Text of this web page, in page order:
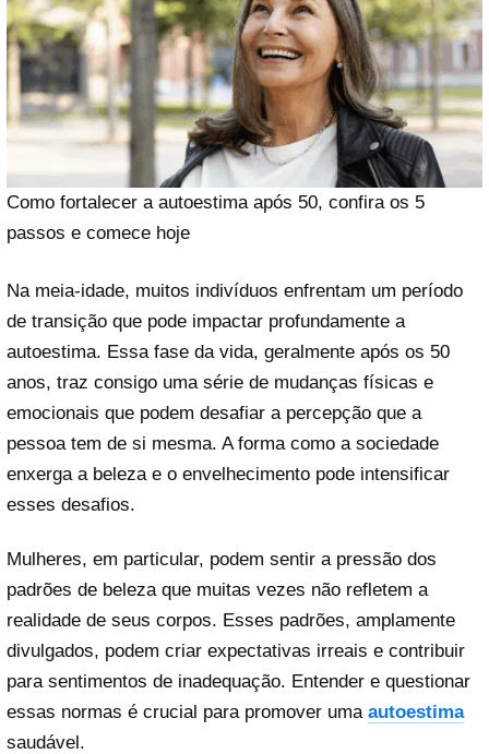
Como fortalecer a autoestima após 50, confira os 5
passos e comece hoje
Na meia-idade, muitos indivíduos enfrentam um período
de transição que pode impactar profundamente a
autoestima. Essa fase da vida, geralmente após os 50
anos, traz consigo uma série de mudanças físicas e
emocionais que podem desafiar a percepção que a
pessoa tem de si mesma. A forma como a sociedade
enxerga a beleza e o envelhecimento pode intensificar
esses desafios.
Mulheres, em particular, podem sentir a pressão dos
padrões de beleza que muitas vezes não refletem a
realidade de seus corpos. Esses padrões, amplamente
divulgados, podem criar expectativas irreais e contribuir
para sentimentos de inadequação. Entender e questionar
essas normas é crucial para promover uma autoestima
saudável.